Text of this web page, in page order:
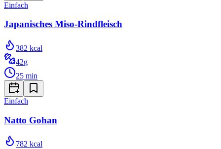
Einfach
Japanisches Miso-Rindfleisch
382 kcal
42g
25 min
Einfach
Natto Gohan
782 kcal